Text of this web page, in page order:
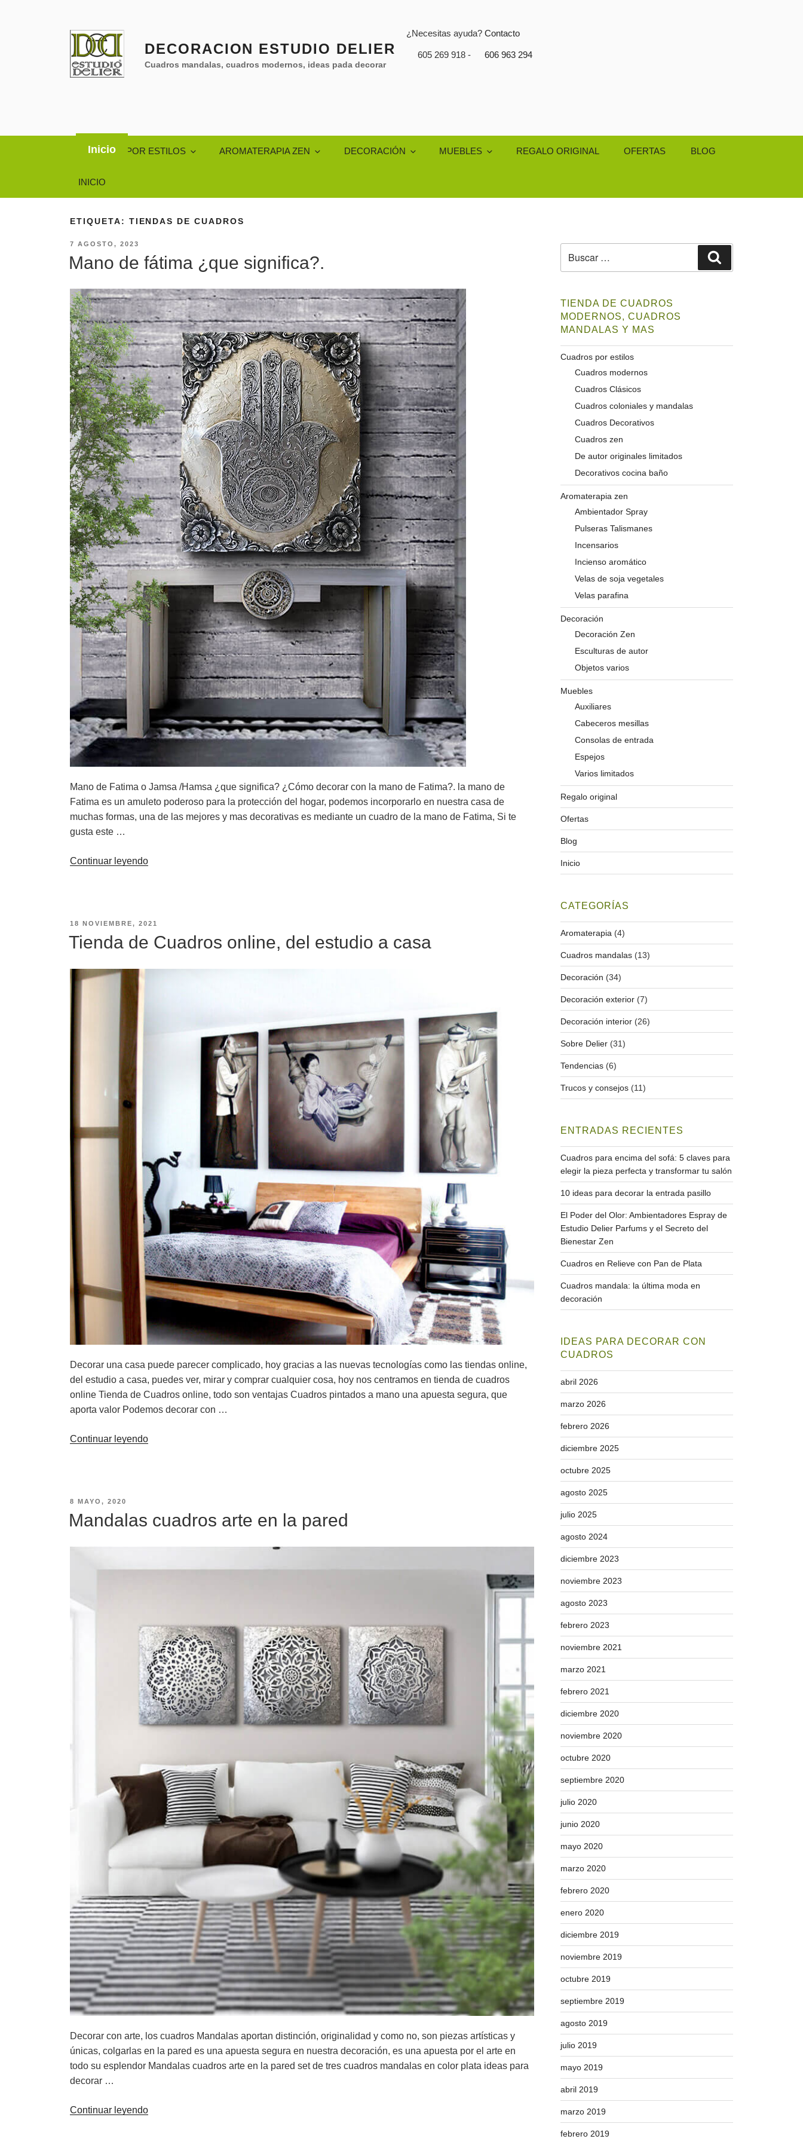
DECORACION ESTUDIO DELIER
Cuadros mandalas, cuadros modernos, ideas pada decorar
¿Necesitas ayuda?Contacto
605 269 918 - 606 963 294
Inicio
CUADROS POR ESTILOS AROMATERAPIA ZEN DECORACIÓN MUEBLES REGALO ORIGINAL OFERTAS BLOG
INICIO
ETIQUETA: TIENDAS DE CUADROS
PUBLICADO
7 AGOSTO, 2023
Mano de fátima ¿que significa?.
Mano de Fatima o Jamsa /Hamsa ¿que significa? ¿Cómo decorar con la mano de Fatima?. la mano de
Fatima es un amuleto poderoso para la protección del hogar, podemos incorporarlo en nuestra casa de
muchas formas, una de las mejores y mas decorativas es mediante un cuadro de la mano de Fatima, Si te
gusta este …
Continuar leyendo«Mano
significa?.»
PUBLICADO
18 NOVIEMBRE, 2021
Tienda de Cuadros online, del estudio a casa
Decorar una casa puede parecer complicado, hoy gracias a las nuevas tecnologías como las tiendas online,
del estudio a casa, puedes ver, mirar y comprar cualquier cosa, hoy nos centramos en tienda de cuadros
online Tienda de Cuadros online, todo son ventajas Cuadros pintados a mano una apuesta segura, que
aporta valor Podemos decorar con …
Continuar leyendo«Tienda
PUBLICADO
8 MAYO, 2020
Mandalas cuadros arte en la pared
Decorar con arte, los cuadros Mandalas aportan distinción, originalidad y como no, son piezas artísticas y
únicas, colgarlas en la pared es una apuesta segura en nuestra decoración, es una apuesta por el arte en
todo su esplendor Mandalas cuadros arte en la pared set de tres cuadros mandalas en color plata ideas para
decorar …
Continuar leyendo«Mandalas
por:
TIENDA DE CUADROS
MODERNOS, CUADROS
MANDALAS Y MAS
Cuadros por estilos
Cuadros modernos
Cuadros Clásicos
Cuadros coloniales y mandalas
Cuadros Decorativos
Cuadros zen
De autor originales limitados
Decorativos cocina baño
Aromaterapia zen
Ambientador Spray
Pulseras Talismanes
Incensarios
Incienso aromático
Velas de soja vegetales
Velas parafina
Decoración
Decoración Zen
Esculturas de autor
Objetos varios
Muebles
Auxiliares
Cabeceros mesillas
Consolas de entrada
Espejos
Varios limitados
Regalo original
Ofertas
Blog
Inicio
CATEGORÍAS
Aromaterapia (4)
Cuadros mandalas (13)
Decoración (34)
Decoración exterior (7)
Decoración interior (26)
Sobre Delier (31)
Tendencias (6)
Trucos y consejos (11)
ENTRADAS RECIENTES
Cuadros para encima del sofá: 5 claves para
elegir la pieza perfecta y transformar tu salón
10 ideas para decorar la entrada pasillo
El Poder del Olor: Ambientadores Espray de
Estudio Delier Parfums y el Secreto del
Bienestar Zen
Cuadros en Relieve con Pan de Plata
Cuadros mandala: la última moda en
decoración
IDEAS PARA DECORAR CON
CUADROS
abril 2026
marzo 2026
febrero 2026
diciembre 2025
octubre 2025
agosto 2025
julio 2025
agosto 2024
diciembre 2023
noviembre 2023
agosto 2023
febrero 2023
noviembre 2021
marzo 2021
febrero 2021
diciembre 2020
noviembre 2020
octubre 2020
septiembre 2020
julio 2020
junio 2020
mayo 2020
marzo 2020
febrero 2020
enero 2020
diciembre 2019
noviembre 2019
octubre 2019
septiembre 2019
agosto 2019
julio 2019
mayo 2019
abril 2019
marzo 2019
febrero 2019